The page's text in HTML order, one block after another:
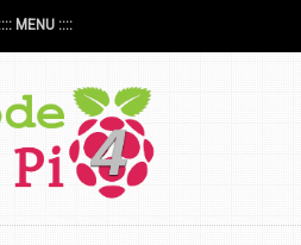
:::: MENU ::::